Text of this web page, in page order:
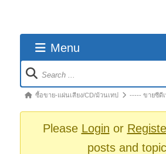
Menu
Forum
Navigation
Forumซื้อขาย-แผ่นเสียง/CD/ม้วนเทป ----- ขายซีดีเ
Please Login or
posts and